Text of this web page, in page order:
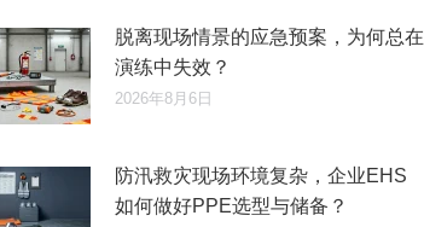
脱离现场情景的应急预案，为何总在
演练中失效？
2026年8月6日
防汛救灾现场环境复杂，企业EHS
如何做好PPE选型与储备？